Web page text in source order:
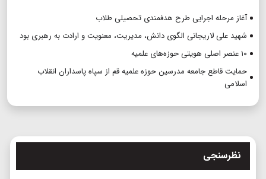
آغاز مرحله اجرایی طرح هدفمندی تحصیلی طلاب
شهید علی لاریجانی الگوی دانش، مدیریت، معنویت و ارادت به رهبری بود
۱۰ عنصر اصلی هویتی حوزه‌های علمیه
حمایت قاطع جامعه مدرسین حوزه علمیه قم از سپاه پاسداران انقلاب
اسلامی
نظرسنجی